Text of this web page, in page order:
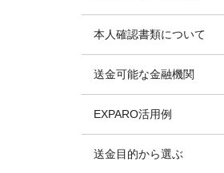
本人確認書類について
送金可能な金融機関
EXPARO活用例
送金目的から選ぶ